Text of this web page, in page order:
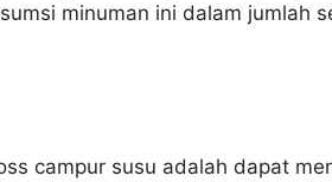
minuman ini dalam jumlah
campur susu adalah dapat